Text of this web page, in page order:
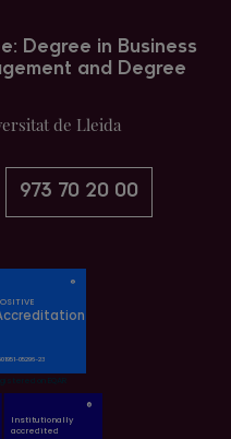
Degree in Business
and Degree
de Lleida
973 70 20 00